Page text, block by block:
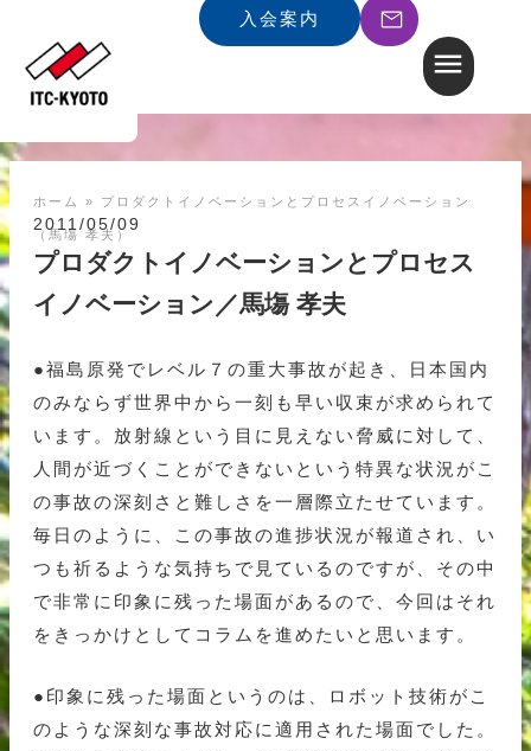
入会案内
ホーム » プロダクトイノベーションとプロセスイノベーション
（馬塲 孝夫）
2011/05/09
プロダクトイノベーションとプロセス
イノベーション／馬塲 孝夫
●福島原発でレベル７の重大事故が起き、日本国内
のみならず世界中から一刻も早い収束が求められて
います。放射線という目に見えない脅威に対して、
人間が近づくことができないという特異な状況がこ
の事故の深刻さと難しさを一層際立たせています。
毎日のように、この事故の進捗状況が報道され、い
つも祈るような気持ちで見ているのですが、その中
で非常に印象に残った場面があるので、今回はそれ
をきっかけとしてコラムを進めたいと思います。
●印象に残った場面というのは、ロボット技術がこ
のような深刻な事故対応に適用された場面でした。